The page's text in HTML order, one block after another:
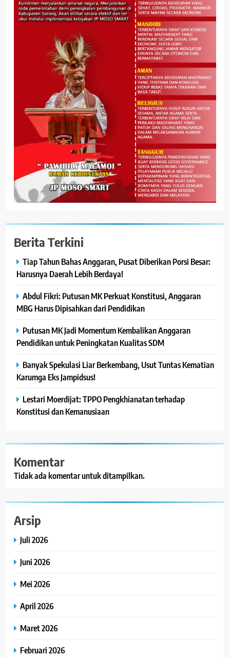
Berita Terkini
Tiap Tahun Bahas Anggaran, Pusat Diberikan Porsi Besar:
Harusnya Daerah Lebih Berdaya!
Abdul Fikri: Putusan MK Perkuat Konstitusi, Anggaran
MBG Harus Dipisahkan dari Pendidikan
Putusan MK Jadi Momentum Kembalikan Anggaran
Pendidikan untuk Peningkatan Kualitas SDM
Banyak Spekulasi Liar Berkembang, Usut Tuntas Kematian
Karumga Eks Jampidsus!
Lestari Moerdijat: TPPO Pengkhianatan terhadap
Konstitusi dan Kemanusiaan
Komentar
Tidak ada komentar untuk ditampilkan.
Arsip
Juli 2026
Juni 2026
Mei 2026
April 2026
Maret 2026
Februari 2026